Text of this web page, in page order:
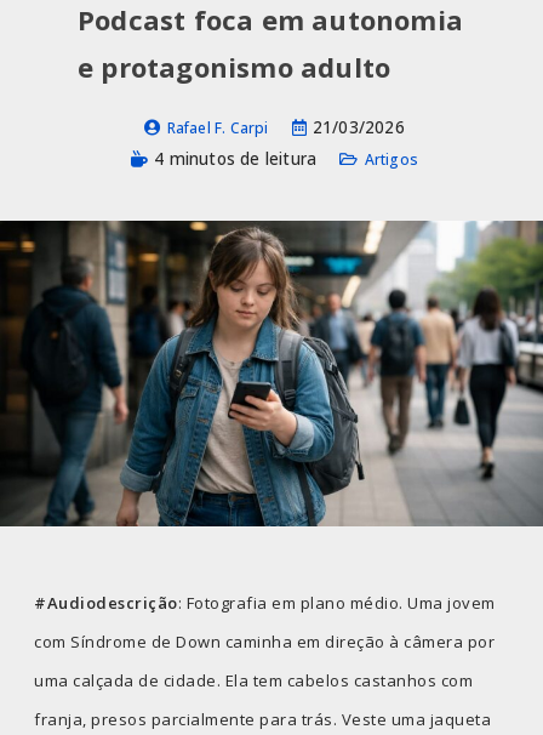
Podcast foca em autonomia
e protagonismo adulto
Rafael F. Carpi
21/03/2026
4 minutos de leitura
Artigos
#Audiodescrição: Fotografia em plano médio. Uma jovem
com Síndrome de Down caminha em direção à câmera por
uma calçada de cidade. Ela tem cabelos castanhos com
franja, presos parcialmente para trás. Veste uma jaqueta